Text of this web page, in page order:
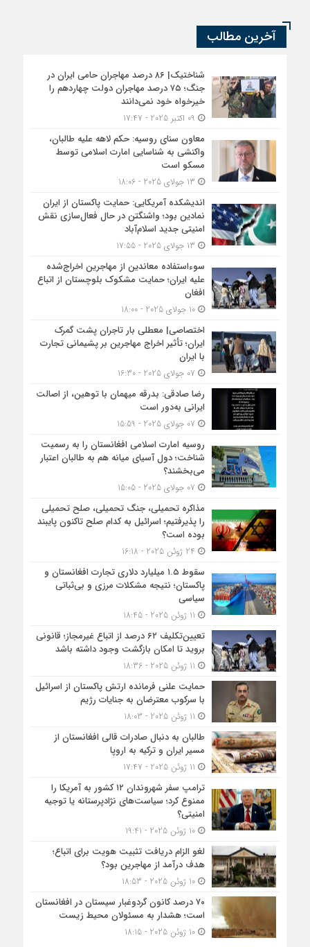
آخرین مطالب
شناختیک| ۸۶ درصد مهاجران حامی ایران در
جنگ؛ ۷۵ درصد مهاجران دولت چهاردهم را
خیرخواه خود نمی‌دانند
معاون سنای روسیه: حکم لاهه علیه طالبان،
واکنشی به شناسایی امارت اسلامی توسط
مسکو است
اندیشکده آمریکایی: حمایت پاکستان از ایران
نمادین بود؛ واشنگتن در حال فعال‌سازی نقش
امنیتی جدید اسلام‌آباد
سوءاستفاده معاندین از مهاجرین اخراج‌شده
علیه ایران؛ حمایت مشکوک بلوچستان از اتباع
افغان
10 جولای 2025 - 18:00
اختصاصی| معطلی بار تاجران پشت گمرک
ایران؛ تأثیر اخراج مهاجرین بر پشیمانی تجارت
با ایران
رضا صادقی: بدرقه میهمان با توهین، از اصالت
ایرانی به‌دور است
روسیه امارت اسلامی افغانستان را به رسمیت
شناخت؛ دول آسیای میانه هم به طالبان اعتبار
می‎‌بخشند؟
مذاکره تحمیلی، جنگ تحمیلی، صلح تحمیلی
را پذیرفتیم؛ اسرائیل به کدام صلح تاکنون پایبند
بوده است؟
سقوط ۱.۵ میلیارد دلاری تجارت افغانستان و
پاکستان؛ نتیجه مشکلات مرزی و بی‌ثباتی
سیاسی
تعیین‌تکلیف ۶۲ درصد از اتباع غیرمجاز؛ قانونی
بروید تا امکان بازگشت وجود داشته باشد
حمایت علنی فرمانده ارتش پاکستان از اسرائیل
با سرکوب معترضان به جنایات رژیم
طالبان به دنبال صادرات قالی افغانستان از
مسیر ایران و ترکیه به اروپا
ترامپ سفر شهروندان ۱۲ کشور به آمریکا را
ممنوع کرد؛ سیاست‌های نژادپرستانه یا توجیه
امنیتی؟
10 ژوئن 2025 - 19:41
لغو الزام دریافت تثبیت هویت برای اتباع؛
هدف درآمد از مهاجرین بود؟
10 ژوئن 2025 - 18:53
۷۰ درصد کانون گردوغبار سیستان در افغانستان
است؛ هشدار به مسئولان محیط زیست
10 ژوئن 2025 - 18:15